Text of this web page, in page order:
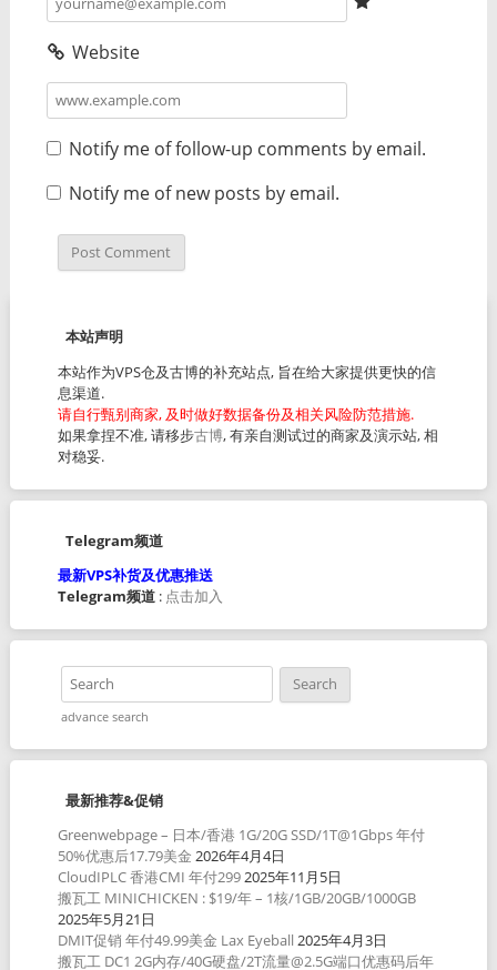
Website
Notify me of follow-up comments by email.
Notify me of new posts by email.
本站声明
本站作为VPS仓及古博的补充站点, 旨在给大家提供更快的信
息渠道.
请自行甄别商家, 及时做好数据备份及相关风险防范措施.
如果拿捏不准, 请移步古博, 有亲自测试过的商家及演示站, 相
对稳妥.
Telegram频道
最新VPS补货及优惠推送
Telegram频道: 点击加入
advance search
最新推荐&促销
Greenwebpage – 日本/香港 1G/20G SSD/1T@1Gbps 年付
50%优惠后17.79美金 2026年4月4日
CloudIPLC 香港CMI 年付2992025年11月5日
搬瓦工 MINICHICKEN : $19/年 – 1核/1GB/20GB/1000GB
2025年5月21日
DMIT促销 年付49.99美金 Lax Eyeball 2025年4月3日
搬瓦工 DC1 2G内存/40G硬盘/2T流量@2.5G端口优惠码后年